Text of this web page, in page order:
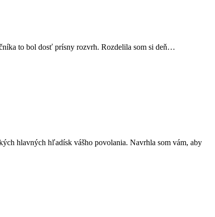
to bol dosť prísny rozvrh. Rozdelila som si deň…
hlavných hľadísk vášho povolania. Navrhla som vám, aby